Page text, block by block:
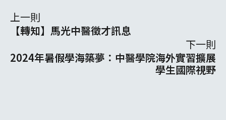
上一則
【轉知】馬光中醫徵才訊息
下一則
2024年暑假學海築夢：中醫學院海外實習擴展
學生國際視野